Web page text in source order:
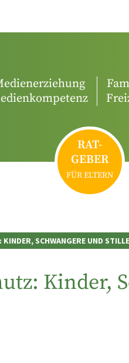
RAT-
GEBER
FÜR ELTERN
SCHWANGERE UND
Kinder,